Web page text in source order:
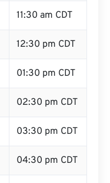
11:30 am CDT
12:30 pm CDT
01:30 pm CDT
02:30 pm CDT
03:30 pm CDT
04:30 pm CDT